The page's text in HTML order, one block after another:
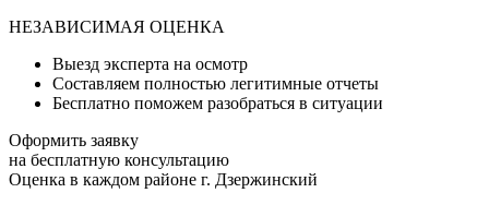
НЕЗАВИСИМАЯ ОЦЕНКА
Выезд эксперта на осмотр
Составляем полностью легитимные отчеты
Бесплатно поможем разобраться в ситуации
Оформить заявку
на бесплатную консультацию
Оценка в каждом районе г. Дзержинский